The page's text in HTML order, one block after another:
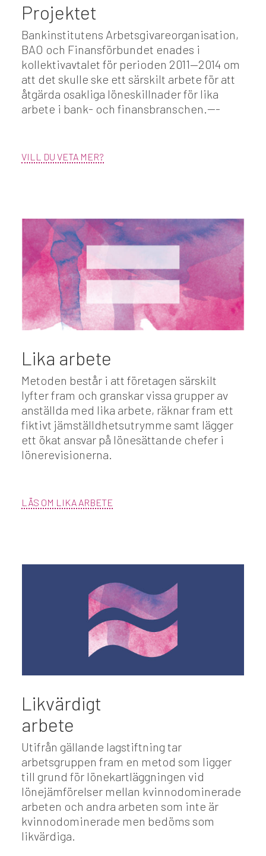
Projektet
Bankinstitutens Arbetsgivareorganisation,
BAO och Finansförbundet enades i
kollektivavtalet för perioden 2011—2014 om
att det skulle ske ett särskilt arbete för att
åtgärda osakliga löneskillnader för lika
arbete i bank- och finansbranschen.---
VILL DU VETA MER?
Lika arbete
Metoden består i att företagen särskilt
lyfter fram och granskar vissa grupper av
anställda med lika arbete, räknar fram ett
fiktivt jämställdhetsutrymme samt lägger
ett ökat ansvar på lönesättande chefer i
lönerevisionerna.
LÄS OM LIKA ARBETE
Likvärdigt
arbete
Utifrån gällande lagstiftning tar
arbetsgruppen fram en metod som ligger
till grund för lönekartläggningen vid
lönejämförelser mellan kvinnodominerade
arbeten och andra arbeten som inte är
kvinnodominerade men bedöms som
likvärdiga.